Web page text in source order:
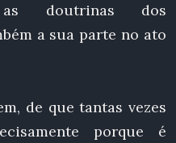
as doutrinas dos
a sua parte no ato
de que tantas vezes
porque é